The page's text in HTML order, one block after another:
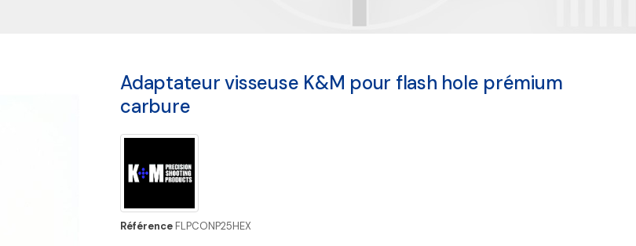
Adaptateur visseuse K&M pour flash hole prémium
carbure
RéférenceFLPCONP25HEX